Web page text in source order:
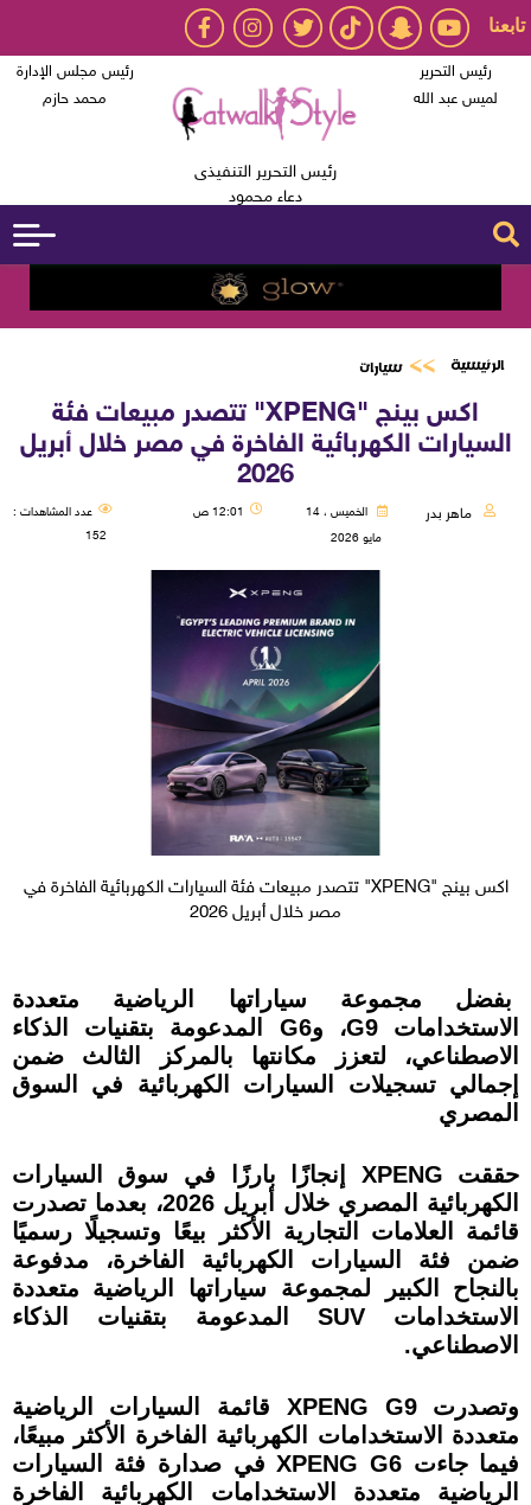
تابعنا
رئيس التحرير
لميس عبد الله
رئيس التحرير التنفيذى
دعاء محمود
رئيس مجلس الإدارة
محمد حازم
الرئيسية سيارات
اكس بينج "XPENG" تتصدر مبيعات فئة
السيارات الكهربائية الفاخرة في مصر خلال أبريل
2026
ماهر بدر
الخميس ، 14
مايو 2026
12:01 ص
عدد المشاهدات :
152
اكس بينج "XPENG" تتصدر مبيعات فئة السيارات الكهربائية الفاخرة في
مصر خلال أبريل 2026
بفضل مجموعة سياراتها الرياضية متعددة
الاستخدامات G9، وG6 المدعومة بتقنيات الذكاء
الاصطناعي، لتعزز مكانتها بالمركز الثالث ضمن
إجمالي تسجيلات السيارات الكهربائية في السوق
المصري
حققت XPENG إنجازًا بارزًا في سوق السيارات
الكهربائية المصري خلال أبريل 2026، بعدما تصدرت
قائمة العلامات التجارية الأكثر بيعًا وتسجيلًا رسميًا
ضمن فئة السيارات الكهربائية الفاخرة، مدفوعة
بالنجاح الكبير لمجموعة سياراتها الرياضية متعددة
الاستخدامات SUV المدعومة بتقنيات الذكاء
الاصطناعي.
وتصدرت XPENG G9 قائمة السيارات الرياضية
متعددة الاستخدامات الكهربائية الفاخرة الأكثر مبيعًا،
فيما جاءت XPENG G6 في صدارة فئة السيارات
الرياضية متعددة الاستخدامات الكهربائية الفاخرة